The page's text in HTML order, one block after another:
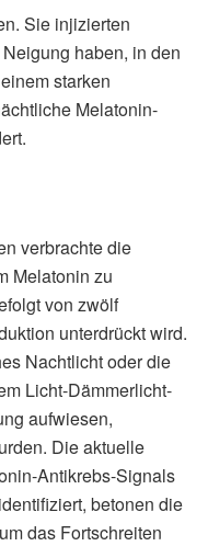
Sie injizierten
haben, in den
starken
Melatonin-
verbrachte die
Melatonin zu
von zwölf
unterdrückt wird.
Nachtlicht oder die
Licht-Dämmerlicht-
aufwiesen,
Die aktuelle
Antikrebs-Signals
betonen die
das Fortschreiten